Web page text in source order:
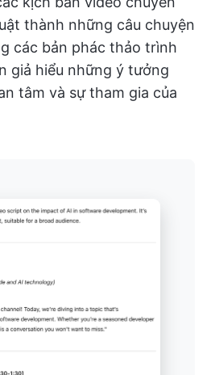
thành những câu chuyện
các bản phác thảo trình
giả hiểu những ý tưởng
tâm và sự tham gia của